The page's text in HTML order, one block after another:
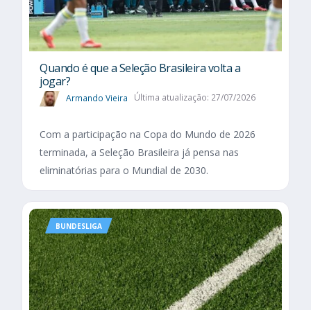
Quando é que a Seleção Brasileira volta a
jogar?
Armando Vieira Última atualização: 27/07/2026
Com a participação na Copa do Mundo de 2026
terminada, a Seleção Brasileira já pensa nas
eliminatórias para o Mundial de 2030.
BUNDESLIGA